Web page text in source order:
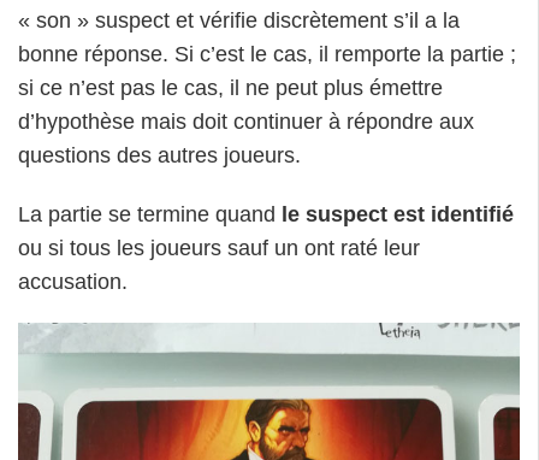
« son » suspect et vérifie discrètement s’il a la
bonne réponse. Si c’est le cas, il remporte la partie ;
si ce n’est pas le cas, il ne peut plus émettre
d’hypothèse mais doit continuer à répondre aux
questions des autres joueurs.
La partie se termine quand le suspect est identifié
ou si tous les joueurs sauf un ont raté leur
accusation.